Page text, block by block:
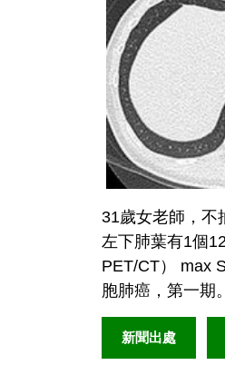
31歲女老師，不
左下肺葉有1個
PET/CT） max
胞肺癌，第一期。
新聞出處